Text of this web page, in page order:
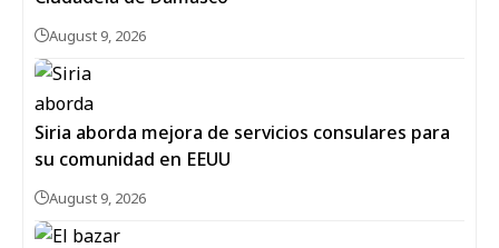
August 9, 2026
Siria aborda mejora de servicios consulares para
su comunidad en EEUU
August 9, 2026